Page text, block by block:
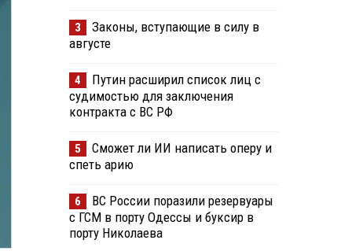
3
Законы, вступающие в силу в
августе
4
Путин расширил список лиц с
судимостью для заключения
контракта с ВС РФ
5
Сможет ли ИИ написать оперу и
спеть арию
6
ВС России поразили резервуары
с ГСМ в порту Одессы и буксир в
порту Николаева